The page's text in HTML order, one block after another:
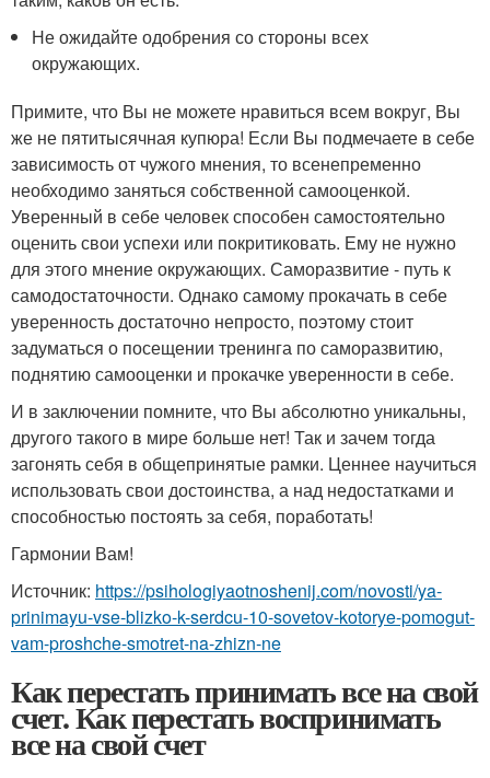
Не ожидайте одобрения со стороны всех
окружающих.
Примите, что Вы не можете нравиться всем вокруг, Вы
же не пятитысячная купюра! Если Вы подмечаете в себе
зависимость от чужого мнения, то всенепременно
необходимо заняться собственной самооценкой.
Уверенный в себе человек способен самостоятельно
оценить свои успехи или покритиковать. Ему не нужно
для этого мнение окружающих. Саморазвитие - путь к
самодостаточности. Однако самому прокачать в себе
уверенность достаточно непросто, поэтому стоит
задуматься о посещении тренинга по саморазвитию,
поднятию самооценки и прокачке уверенности в себе.
И в заключении помните, что Вы абсолютно уникальны,
другого такого в мире больше нет! Так и зачем тогда
загонять себя в общепринятые рамки. Ценнее научиться
использовать свои достоинства, а над недостатками и
способностью постоять за себя, поработать!
Гармонии Вам!
Источник: https://psihologiyaotnoshenij.com/novosti/ya-
prinimayu-vse-blizko-k-serdcu-10-sovetov-kotorye-pomogut-
vam-proshche-smotret-na-zhizn-ne
Как перестать принимать все на свой
счет. Как перестать воспринимать
все на свой счет